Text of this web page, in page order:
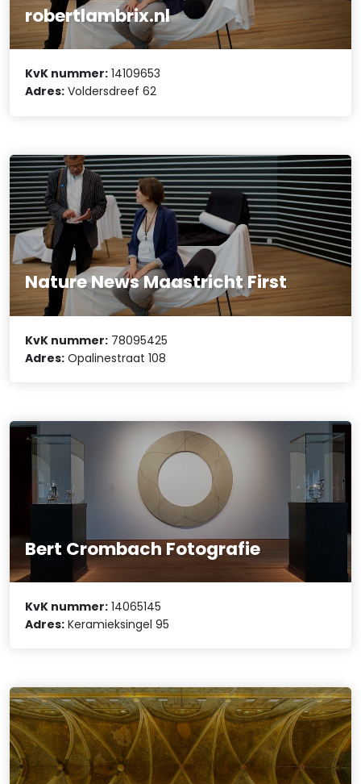
robertlambrix.nl
KvK nummer: 14109653
Adres: Voldersdreef 62
Nature News Maastricht First
KvK nummer: 78095425
Adres: Opalinestraat 108
Bert Crombach Fotografie
KvK nummer: 14065145
Adres: Keramieksingel 95